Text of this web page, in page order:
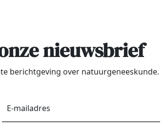
nieuwsbrief
berichtgeving over natuurgeneeskunde.